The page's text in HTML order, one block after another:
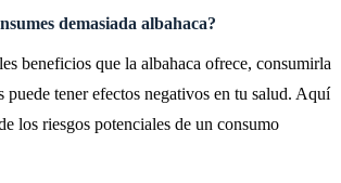
demasiada albahaca?
beneficios que la albahaca ofrece, consumirla
puede tener efectos negativos en tu salud. Aquí
los riesgos potenciales de un consumo